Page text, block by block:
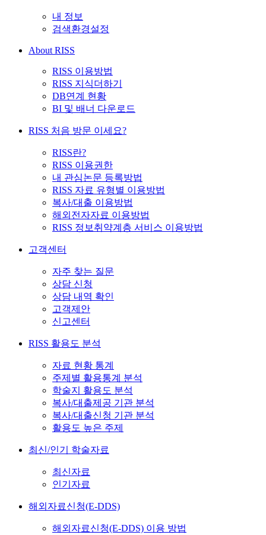
내 정보
검색환경설정
About RISS
RISS 이용방법
RISS 지식더하기
DB연계 현황
BI 및 배너 다운로드
RISS 처음 방문 이세요?
RISS란?
RISS 이용권한
내 관심논문 등록방법
RISS 자료 유형별 이용방법
복사/대출 이용방법
해외전자자료 이용방법
RISS 정보취약계층 서비스 이용방법
고객센터
자주 찾는 질문
상담 신청
상담 내역 확인
고객제안
신고센터
RISS 활용도 분석
자료 현황 통계
주제별 활용통계 분석
학술지 활용도 분석
복사/대출제공 기관 분석
복사/대출신청 기관 분석
활용도 높은 주제
최신/인기 학술자료
최신자료
인기자료
해외자료신청(E-DDS)
해외자료신청(E-DDS) 이용 방법